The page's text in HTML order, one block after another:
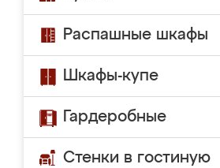
Распашные шкафы
Шкафы-купе
Гардеробные
Стенки в гостиную